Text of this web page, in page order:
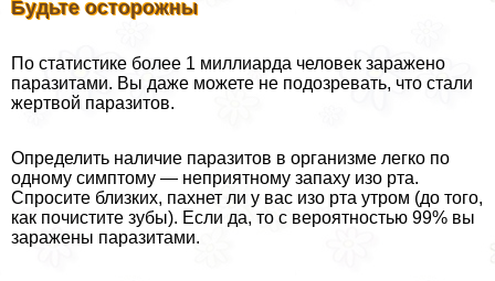
Будьте осторожны
По статистике более 1 миллиарда человек заражено
паразитами. Вы даже можете не подозревать, что стали
жертвой паразитов.
Определить наличие паразитов в организме легко по
одному симптому — неприятному запаху изо рта.
Спросите близких, пахнет ли у вас изо рта утром (до того,
как почистите зубы). Если да, то с вероятностью 99% вы
заражены паразитами.